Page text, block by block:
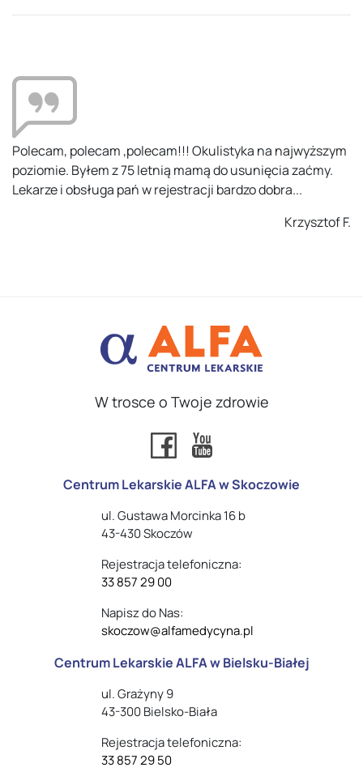
na najwyższym
do usunięcia zaćmy.
bardzo dobra...
Kompetentni ludzie, na
potraktowany z uwagą i
przy rejestracji nie było. Polecam.
W trosce o Twoje zdrowie
Centrum Lekarskie ALFA w Skoczowie
ul. Gustawa Morcinka 16 b
43-430 Skoczów
Rejestracja telefoniczna:
33 857 29 00
Napisz do Nas:
skoczow@alfamedycyna.pl
Centrum Lekarskie ALFA w Bielsku-Białej
ul. Grażyny 9
43-300 Bielsko-Biała
Rejestracja telefoniczna:
33 857 29 50